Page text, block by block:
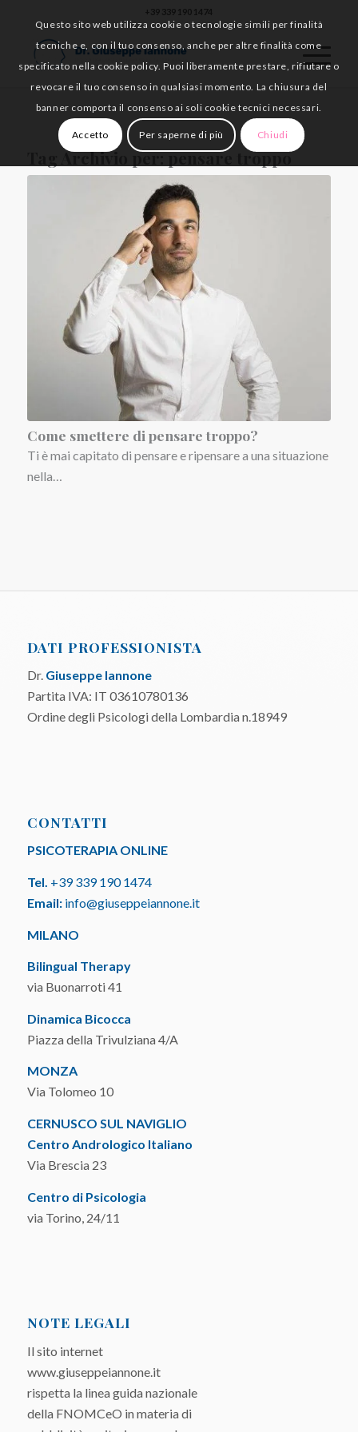
+39 339 190 1474
Tag Archivio per:pensare troppo
Come smettere di pensare troppo?
Ti è mai capitato di pensare e ripensare a una situazione
nella…
DATI PROFESSIONISTA
Dr. Giuseppe Iannone
Partita IVA: IT 03610780136
Ordine degli Psicologi della Lombardia n.18949
CONTATTI
PSICOTERAPIA ONLINE
Tel. +39 339 190 1474
Email: info@giuseppeiannone.it
MILANO
Bilingual Therapy
via Buonarroti 41
Dinamica Bicocca
Piazza della Trivulziana 4/A
MONZA
Via Tolomeo 10
CERNUSCO SUL NAVIGLIO
Centro Andrologico Italiano
Via Brescia 23
Centro di Psicologia
via Torino, 24/11
NOTE LEGALI
Il sito internet
www.giuseppeiannone.it
rispetta la linea guida nazionale
della FNOMCeO in materia di
Questo sito web utilizza cookie o tecnologie simili per finalità
tecniche e, con il tuo consenso, anche per altre finalità come
specificato nella cookie policy. Puoi liberamente prestare, rifiutare o
revocare il tuo consenso in qualsiasi momento. La chiusura del
banner comporta il consenso ai soli cookie tecnici necessari.
Accetto Per saperne di più Chiudi